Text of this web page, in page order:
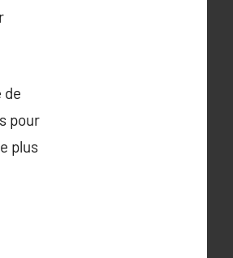
de
pour
plus